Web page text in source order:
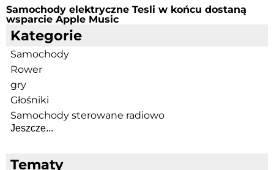
Samochody elektryczne Tesli w końcu dostaną
wsparcie Apple Music
Kategorie
Samochody
Rower
gry
Głośniki
Samochody sterowane radiowo
Jeszcze...
Tematy